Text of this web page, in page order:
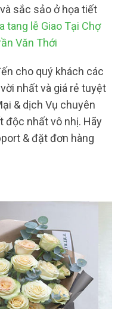
sắc sảo ở họa tiết
tang lễ Giao Tại Chợ
Văn Thới
cho quý khách các
nhất và giá rẻ tuyệt
& dịch Vụ chuyên
độc nhất vô nhị. Hãy
& đặt đơn hàng